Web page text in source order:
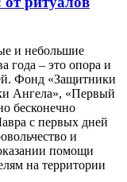
и небольшие
года – это опора и
Фонд «Защитники
Ангела», «Первый
бесконечно
с первых дней
и
помощи
на территории